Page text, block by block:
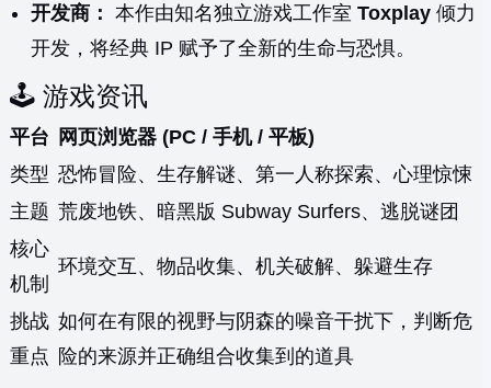
开发商： 本作由知名独立游戏工作室 Toxplay 倾力
开发，将经典 IP 赋予了全新的生命与恐惧。
🕹️ 游戏资讯
平台 网页浏览器 (PC / 手机 / 平板)
类型 恐怖冒险、生存解谜、第一人称探索、心理惊悚
主题 荒废地铁、暗黑版 Subway Surfers、逃脱谜团
核心
机制
环境交互、物品收集、机关破解、躲避生存
挑战
重点
如何在有限的视野与阴森的噪音干扰下，判断危
险的来源并正确组合收集到的道具